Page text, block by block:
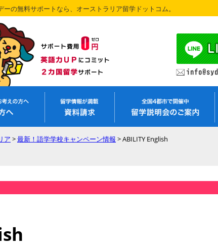
の無料サポートなら、オーストラリア留学ドットコム。
ア >最新！語学学校キャンペーン情報 >ABILITY English